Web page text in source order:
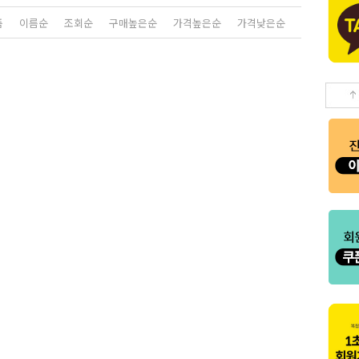
이름순 조회순 구매높은순 가격높은순 가격낮은순